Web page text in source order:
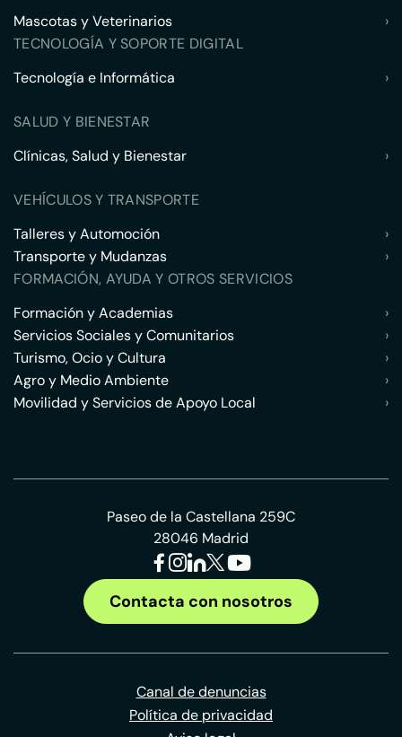
Mascotas y Veterinarios
›
TECNOLOGÍA Y SOPORTE DIGITAL
Tecnología e Informática
›
SALUD Y BIENESTAR
Clínicas, Salud y Bienestar
›
VEHÍCULOS Y TRANSPORTE
Talleres y Automoción
›
Transporte y Mudanzas
›
FORMACIÓN, AYUDA Y OTROS SERVICIOS
Formación y Academias
›
Servicios Sociales y Comunitarios
›
Turismo, Ocio y Cultura
›
Agro y Medio Ambiente
›
Movilidad y Servicios de Apoyo Local
›
Paseo de la Castellana 259C
28046 Madrid
Contacta con nosotros
Canal de denuncias
Política de privacidad